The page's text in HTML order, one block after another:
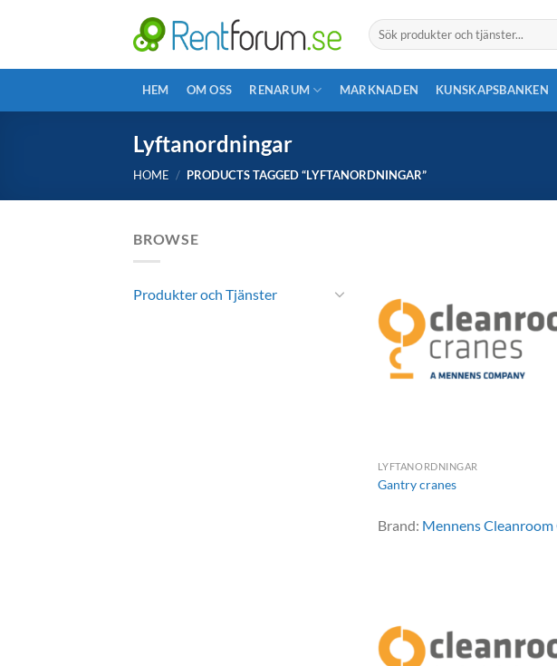
Search
for:
HEM OM OSS RENARUM MARKNADEN KUNSKAPSBANKEN
Lyftanordningar
HOME / PRODUCTS TAGGED “LYFTANORDNINGAR”
BROWSE
Produkter och Tjänster
LYFTANORDNINGAR
Gantry cranes
Brand: Mennens Cleanroom